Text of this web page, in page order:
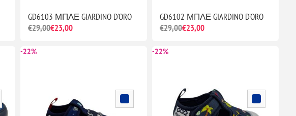
GD6103 ΜΠΛΕ GIARDINO D'ORO
€29,00€23,00
GD6102 ΜΠΛΕ GIARDINO D'ORO
€29,00€23,00
-22% -22%